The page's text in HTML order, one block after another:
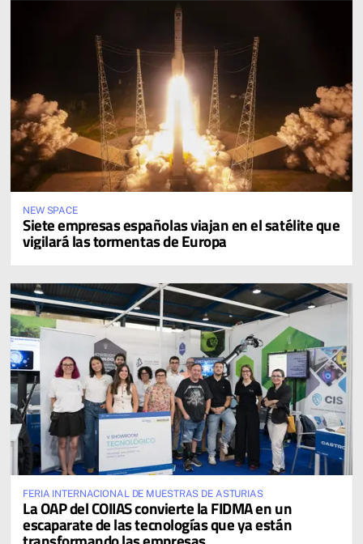
NEW SPACE
Siete empresas españolas viajan en el satélite que
vigilará las tormentas de Europa
FERIA INTERNACIONAL DE MUESTRAS DE ASTURIAS
La OAP del COIIAS convierte la FIDMA en un
escaparate de las tecnologías que ya están